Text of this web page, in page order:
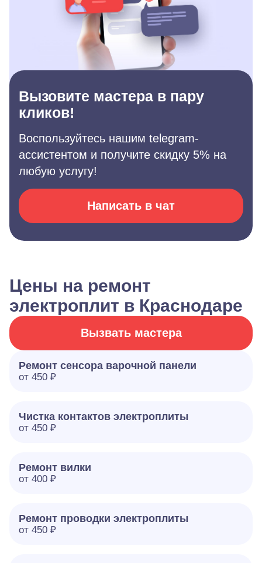
Вызовите мастера в пару
кликов!
Воспользуйтесь нашим telegram-
ассистентом и получите скидку 5% на
любую услугу!
Написать в чат
Цены на ремонт
электроплит в Краснодаре
Вызвать мастера
Ремонт сенсора варочной панели
от 450 ₽
Чистка контактов электроплиты
от 450 ₽
Ремонт вилки
от 400 ₽
Ремонт проводки электроплиты
от 450 ₽